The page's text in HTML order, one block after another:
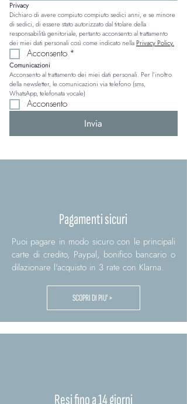
Privacy
Dichiaro di avere compiuto compiuto sedici anni, e se minore
di sedici, di essere stato autorizzato dal titolare della
responsabilità genitoriale, pertanto acconsento al trattamento
dei miei dati personali così come indicato nella Privacy Policy.
Acconsento *
Comunicazioni
Acconsento al trattamento dei miei dati personali. Per l’inoltro
della newsletter, le comunicazioni via telefono (sms,
WhatsApp, telefonata vocale)
Acconsento
Invia
Pagamenti sicuri
Puoi pagare in modo sicuro con le principali
carte di credito, Paypal, bonifico bancario o
dilazionare l'acquisto in 3 rate con Klarna.
SCOPRI DI PIU' >
Resi fino a 14 giorni